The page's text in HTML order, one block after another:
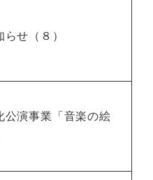
らせ（８）
公演事業「音楽の絵